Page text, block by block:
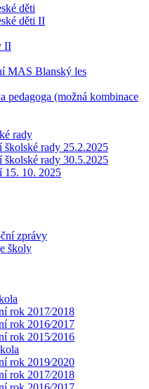
děti
děti II
II
MAS Blanský les
pedagoga (možná kombinace
rady
školské rady 25.2.2025
školské rady 30.5.2025
15. 10. 2025
zprávy
školy
rok 2017⁄2018
rok 2016⁄2017
rok 2015⁄2016
rok 2019⁄2020
rok 2017⁄2018